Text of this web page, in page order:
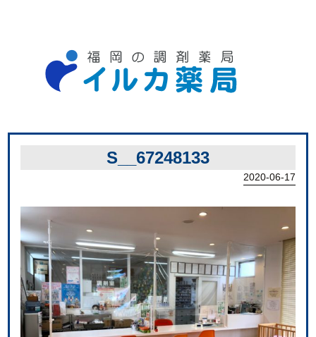
S__67248133
2020-06-17